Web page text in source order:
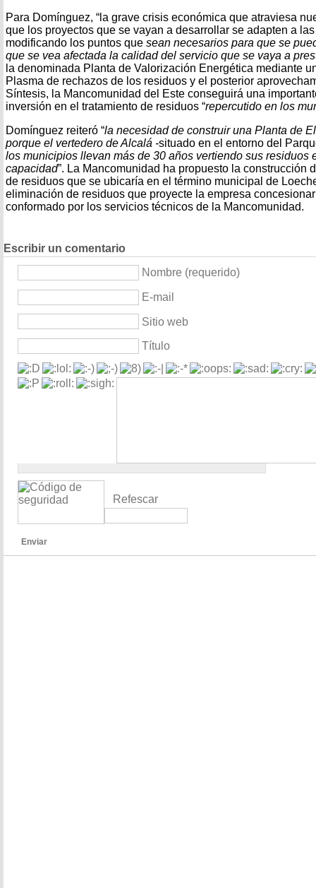
Para Domínguez, “la grave crisis económica que atraviesa
que los proyectos que se vayan a desarrollar se adapten a
modificando los puntos que sean necesarios para que se
que se vea afectada la calidad del servicio que se vaya a
la denominada Planta de Valorización Energética mediante
Plasma de rechazos de los residuos y el posterior
Síntesis, la Mancomunidad del Este conseguirá una
inversión en el tratamiento de residuos “repercutido en los
Domínguez reiteró “la necesidad de construir una Planta de
porque el vertedero de Alcalá -situado en el entorno del
los municipios llevan más de 30 años vertiendo sus residuos
capacidad”. La Mancomunidad ha propuesto la construcción
de residuos que se ubicaría en el término municipal de
eliminación de residuos que proyecte la empresa
conformado por los servicios técnicos de la Mancomunidad.
Escribir un comentario
Nombre (requerido)
E-mail
Sitio web
Título
Refescar
Enviar